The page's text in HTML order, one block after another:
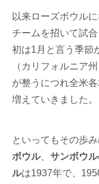
以来ローズボウル
チームを招いて試
初は1月と言う季節
（カリフォルニア
が整うにつれ全米
増えていきました。
といってもその歩み
ボウル、 サンボウル
ルは1937年で、